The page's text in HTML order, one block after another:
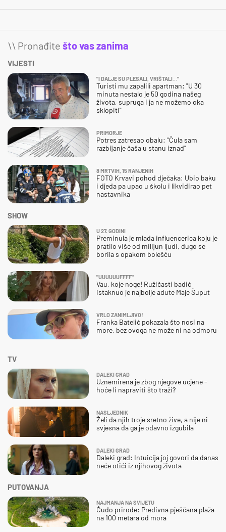
\\ Pronađite što vas zanima
VIJESTI
"I DALJE SU PLESALI, VRIŠTALI..."
Turisti mu zapalili apartman: "U 30
minuta nestalo je 50 godina našeg
života, supruga i ja ne možemo oka
sklopiti"
PRIMORJE
Potres zatresao obalu: "Čula sam
razbijanje čaša u stanu iznad"
8 MRTVIH, 15 RANJENIH
FOTO Krvavi pohod dječaka: Ubio baku
i djeda pa upao u školu i likvidirao pet
nastavnika
SHOW
U 27. GODINI
Preminula je mlada influencerica koju je
pratilo više od milijun ljudi, dugo se
borila s opakom bolešću
"UUUUUUFFFF"
Vau, koje noge! Ružičasti badić
istaknuo je najbolje adute Maje Šuput
VRLO ZANIMLJIVO!
Franka Batelić pokazala što nosi na
more, bez ovoga ne može ni na odmoru
TV
DALEKI GRAD
Uznemirena je zbog njegove ucjene -
hoće li napraviti što traži?
NASLJEDNIK
Želi da njih troje sretno žive, a nije ni
svjesna da ga je odavno izgubila
DALEKI GRAD
Daleki grad: Intuicija joj govori da danas
neće otići iz njihovog života
PUTOVANJA
NAJMANJA NA SVIJETU
Čudo prirode: Predivna pješčana plaža
na 100 metara od mora